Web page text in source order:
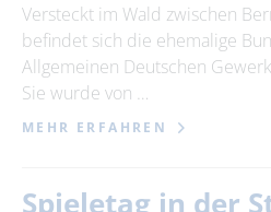
Versteckt im Wald zwischen
befindet sich die ehemalige
Allgemeinen Deutschen
Sie wurde von …
MEHR ERFAHREN
Spieletag in der